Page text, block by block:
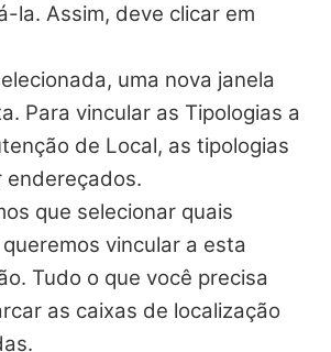
la. Assim, deve clicar em
uma nova janela
Para vincular as Tipologias a
de Local, as tipologias
endereçados.
que selecionar quais
vincular a esta
Tudo o que você precisa
as caixas de localização